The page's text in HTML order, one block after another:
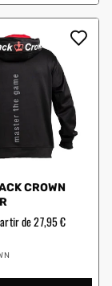
CROWN
de 27,95 €